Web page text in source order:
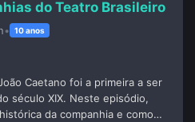
do Teatro Brasileiro
• 10 anos
Caetano foi a primeira a ser
século XIX. Neste episódio,
da companhia e como